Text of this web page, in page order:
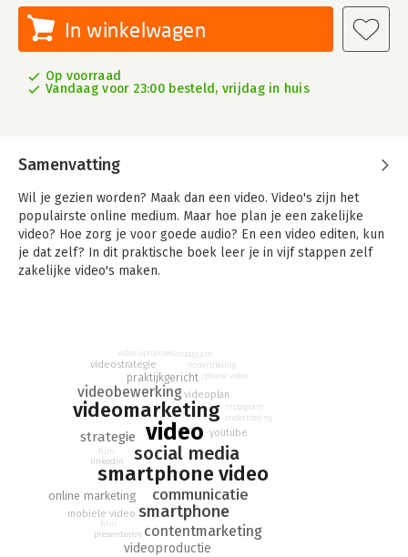
In winkelwagen
Op voorraad
Vandaag voor 23:00 besteld, vrijdag in huis
Samenvatting
Wil je gezien worden? Maak dan een video. Video's zijn het
populairste online medium. Maar hoe plan je een zakelijke
video? Hoe zorg je voor goede audio? En een video editen, kun
je dat zelf? In dit praktische boek leer je in vijf stappen zelf
zakelijke video's maken.
video
social media
smartphone video
videomarketing
communicatie
smartphone
videobewerking
contentmarketing
videoproductie
strategie
online marketing
praktijkgericht
videoplan
mobiele video
linkedin
presenteren
youtube
videostrategie
video-opnames
film
instagram
ondertiteling
iphone video
film
instagram
ondertiteling